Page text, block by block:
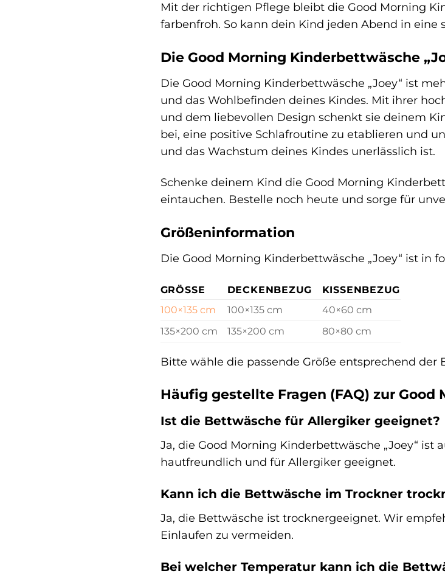
Mit der richtigen Pflege bleibt die Good Morning
farbenfroh. So kann dein Kind jeden Abend in
Die Good Morning Kinderbettwäsche
Die Good Morning Kinderbettwäsche „Joey“ ist
und das Wohlbefinden deines Kindes. Mit ihrer
und dem liebevollen Design schenkt sie deinem
bei, eine positive Schlafroutine zu etablieren und
und das Wachstum deines Kindes unerlässlich ist.
Schenke deinem Kind die Good Morning
eintauchen. Bestelle noch heute und sorge für
Größeninformation
Die Good Morning Kinderbettwäsche „Joey“ ist in
GRÖSSE DECKENBEZUG
KISSENBEZUG
100×135 cm
100×135 cm
40×60 cm
135×200 cm
135×200 cm 80×80 cm
Bitte wähle die passende Größe entsprechend der
Häufig gestellte Fragen (FAQ) zur
Ist die Bettwäsche für Allergiker geeignet?
Ja, die Good Morning Kinderbettwäsche „Joey“
hautfreundlich und für Allergiker geeignet.
Kann ich die Bettwäsche im Trockner
Ja, die Bettwäsche ist trocknergeeignet. Wir
Einlaufen zu vermeiden.
Bei welcher Temperatur kann ich die